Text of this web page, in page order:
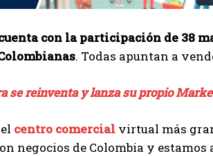
con la participación de 38
. Todas apuntan a
se reinventa y lanza su propio
centro comercial virtual más
negocios de Colombia y